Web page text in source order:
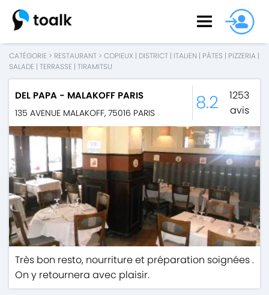
CATÉGORIE > RESTAURANT > COPIEUX | DISTRICT | ITALIEN | PÂTES | PIZZERIA |
SALADE | TERRASSE | TIRAMITSU
DEL PAPA - MALAKOFF PARIS
135 AVENUE MALAKOFF, 75016 PARIS 8.2
1253
avis
Très bon resto, nourriture et préparation soignées .
On y retournera avec plaisir.